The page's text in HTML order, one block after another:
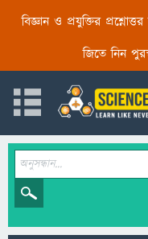
বিজ্ঞান ও প্রযুক্তির
জিতে নিন